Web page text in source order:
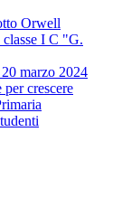
Orwell
I C "G.
marzo 2024
crescere